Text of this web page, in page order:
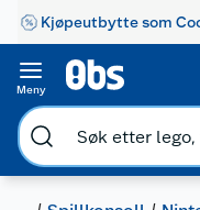
Kjøpeutbytte som
Meny